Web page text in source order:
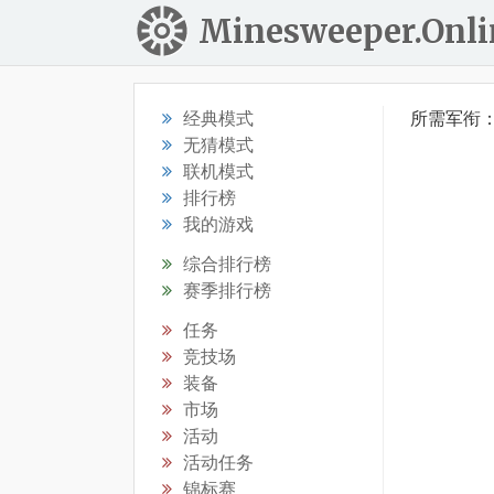
经典模式
无猜模式
联机模式
排行榜
我的游戏
综合排行榜
赛季排行榜
任务
竞技场
装备
市场
活动
活动任务
锦标赛
所需军衔：